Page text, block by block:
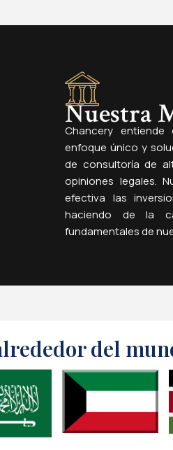
Nuestra
Chancery
enfoque único y
de consultoría de
opiniones legales.
efectiva las
haciendo de la
fundamentales de
del